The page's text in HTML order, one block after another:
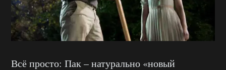
Всё просто: Пак – натурально «новый